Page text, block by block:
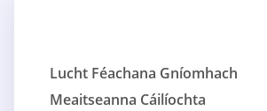
Lucht Féachana Gníomhach
Meaitseanna Cáilíochta